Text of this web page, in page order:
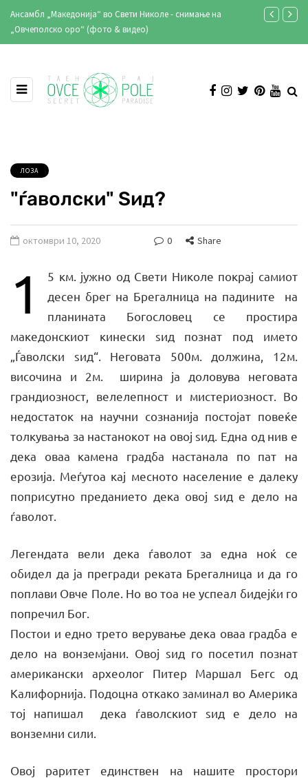
Николе - снимање на
Кирил Лазаров: „Со 40 години сум додадена
клубот и репрезентацијата“
ЛОЗА
"ѓаволски" Ѕид?
октомври 10, 2020 0 Share
1
5 км. јужно од Свети Николе покрај самиот
десен брег на Брегалница на падините на
планината Богословец се простира
македонскиот кинески ѕид познат под името
„Ѓаволски ѕид“. Неговата 500м. должина, 12м.
височина и 2м. ширина ја доловува неговата
грандиозност, велелепност и мистериозност. Во
недостаток на научни сознанија постојат повеќе
толкувања за настанокот на овој ѕид. Една од нив е
дека оваа камена градба настанала по пат на
ерозија. Меѓутоа кај месното население е далеку
поприсутно преданието дека овој ѕид е дело на
ѓаволот.
Легендата вели дека ѓаволот за една ноќ се
обидел да ја прегради реката Брегалница и да го
поплави Овче Поле. Но во тоа не успеал бидејќи го
попречил Бог.
Постои и едно трето верување дека оваа градба е
дело на вонземјани. Овој ѕид го посетил познат
американски археолог Питер Маршал Бегс од
Калифорнија. Подоцна откако заминал во Америка
тој напишал дека ѓаволскиот ѕид е дело на
вонземни сили.
Овој раритет единствен на нашите простори